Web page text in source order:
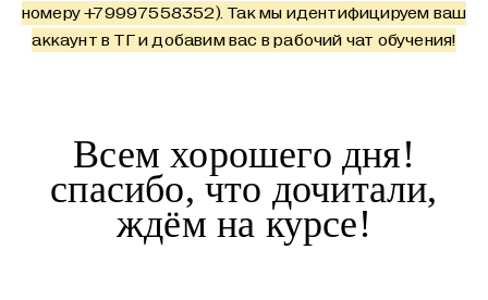
номеру +79997558352). Так мы идентифицируем ваш
аккаунт в ТГ и добавим вас в рабочий чат обучения!
Всем хорошего дня!
спасибо, что дочитали,
ждём на курсе!